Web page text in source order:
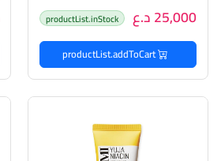
25,000 د.ع productList.inStock
productList.addToCart